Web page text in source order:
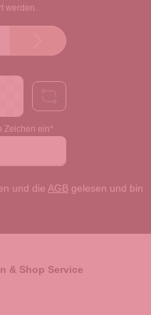
werden.
Zeichen ein*
und die AGB gelesen und bin
& Shop Service